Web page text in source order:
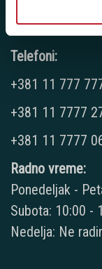
Novi Beograd -
Telefoni:
+381 11 777
+381 11 7777
+381 11 7777
Radno vreme:
Ponedeljak -
Subota: 10:00 -
Nedelja: Ne